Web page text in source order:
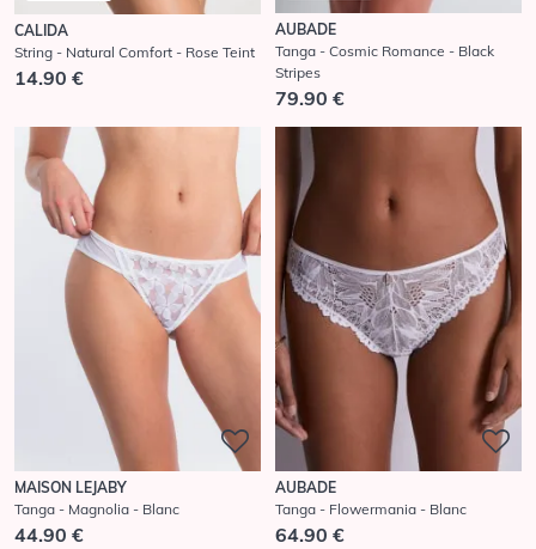
CALIDA
String - Natural Comfort - Rose Teint
14.90 €
AUBADE
Tanga - Cosmic Romance - Black
Stripes
79.90 €
MAISON LEJABY
Tanga - Magnolia - Blanc
44.90 €
AUBADE
Tanga - Flowermania - Blanc
64.90 €